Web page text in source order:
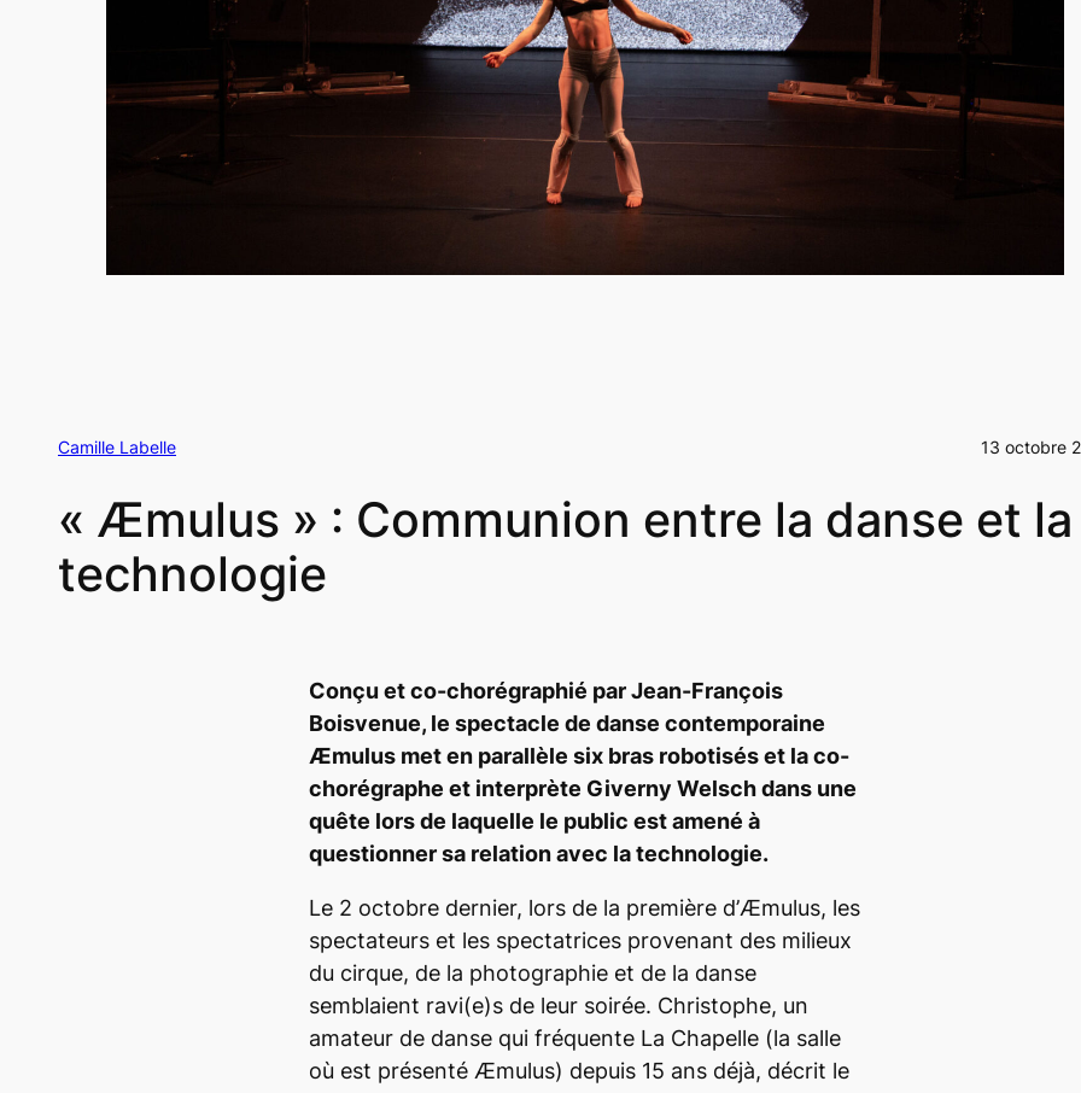
Camille Labelle 13 octobre
« Æmulus » : Communion entre la danse et la
technologie
Conçu et co-chorégraphié par Jean-François
Boisvenue, le spectacle de danse contemporaine
Æmulus met en parallèle six bras robotisés et la co-
chorégraphe et interprète Giverny Welsch dans une
quête lors de laquelle le public est amené à
questionner sa relation avec la technologie.
Le 2 octobre dernier, lors de la première d’Æmulus, les
spectateurs et les spectatrices provenant des milieux
du cirque, de la photographie et de la danse
semblaient ravi(e)s de leur soirée. Christophe, un
amateur de danse qui fréquente La Chapelle (la salle
où est présenté Æmulus) depuis 15 ans déjà, décrit le